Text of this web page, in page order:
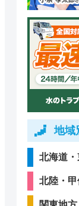
地域
北海道
北陸・